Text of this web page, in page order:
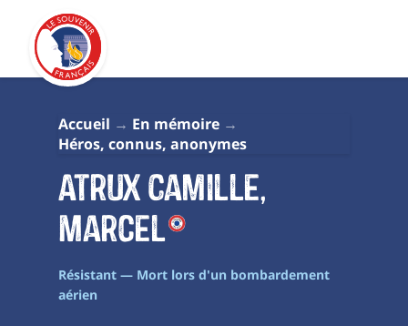
Accueil
En mémoire
Héros, connus, anonymes
Atrux Camille,
Marcel
Résistant — Mort lors d'un bombardement
aérien